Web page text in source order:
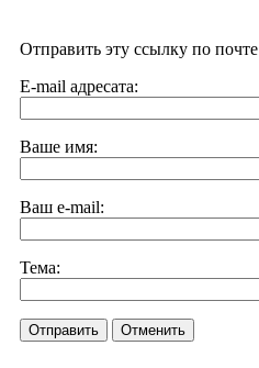
Отправить эту ссылку по почте
E-mail адресата:
Ваше имя:
Ваш e-mail:
Тема:
Отправить Отменить